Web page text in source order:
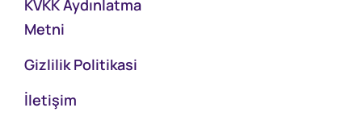
KVKK Aydınlatma
Metni
Gizlilik Politikasi
İletişim